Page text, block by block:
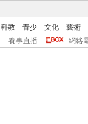
科教 青少 文化
藝術
賽事直播 網絡